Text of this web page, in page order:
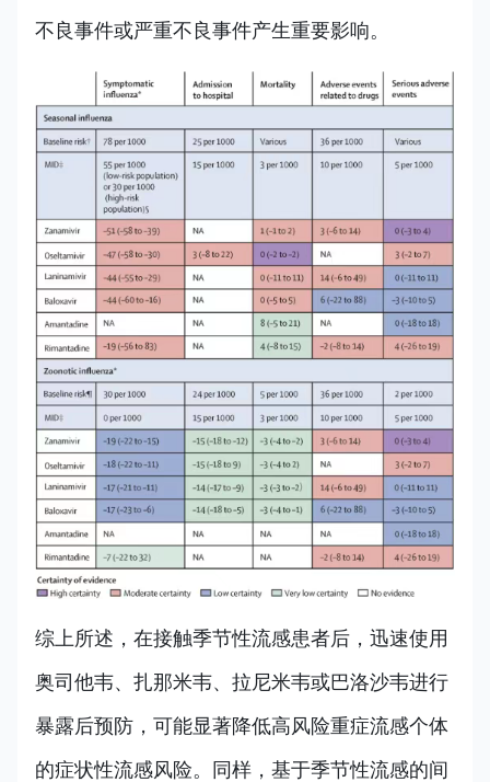
不良事件或严重不良事件产生重要影响。
综上所述，在接触季节性流感患者后，迅速使用
奥司他韦、扎那米韦、拉尼米韦或巴洛沙韦进行
暴露后预防，可能显著降低高风险重症流感个体
的症状性流感风险。同样，基于季节性流感的间